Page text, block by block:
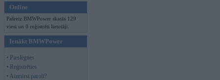
Online
Pašreiz BMWPower skatās 129
viesi un 0 reģistrēti lietotāji.
Ienākt BMWPower
• Pieslēgties
• Reģistrēties
• Aizmirsi paroli?